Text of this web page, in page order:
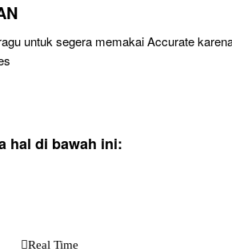
untuk segera memakai Accurate
hal di bawah ini:
Real Time